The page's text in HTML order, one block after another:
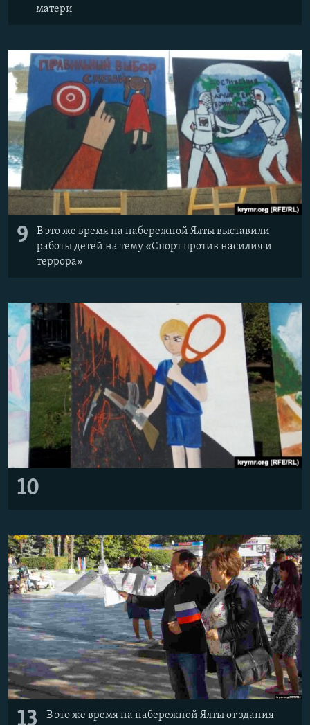
матери
9
В это же время на набережной Ялты выставили
работы детей на тему «Спорт против насилия и
террора»
10
В это же время на набережной Ялты от здания